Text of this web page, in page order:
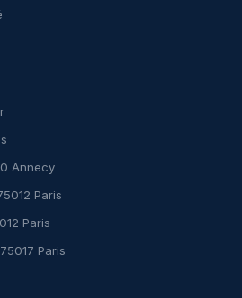
Annecy
Paris
Paris
Paris